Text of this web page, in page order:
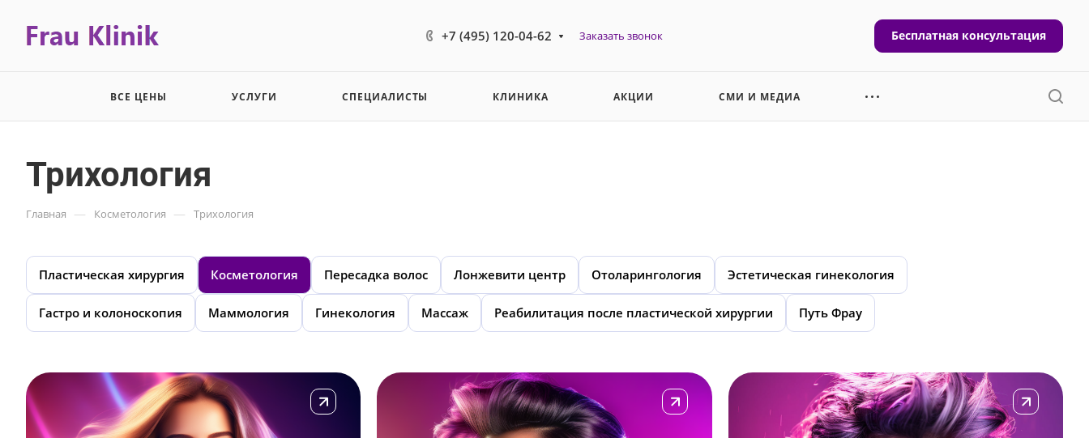
+7 (495) 120-04-62 Заказать звонок Бесплатная консультация
ВСЕ ЦЕНЫ УСЛУГИ СПЕЦИАЛИСТЫ КЛИНИКА АКЦИИ СМИ И МЕДИА
Трихология
Главная — Косметология — Трихология
Пластическая хирургия Косметология Пересадка волос Лонжевити центр Отоларингология Эстетическая гинекология
Гастро и колоноскопия Маммология Гинекология Массаж Реабилитация после пластической хирургии Путь Фрау
Подробнее Подробнее Подробнее